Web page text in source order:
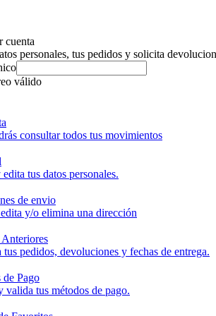
cuenta
personales, tus pedidos y solicita
válido
consultar todos tus movimientos
tus datos personales.
de envio
y/o elimina una dirección
Anteriores
tus pedidos, devoluciones y fechas de entrega.
de Pago
valida tus métodos de pago.